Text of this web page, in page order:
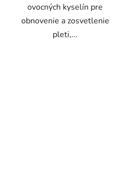
ovocných kyselín pre
obnovenie a zosvetlenie
pleti,...